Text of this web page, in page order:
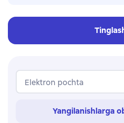
Elektron pochta
Yangilanishlarga